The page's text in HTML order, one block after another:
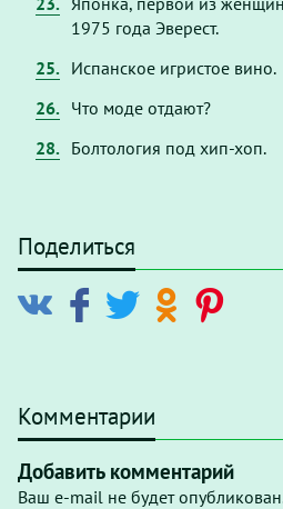
1975 года Эверест.
25. Испанское игристое вино.
26. Что моде отдают?
28. Болтология под хип-хоп.
Поделиться
Комментарии
Добавить комментарий
Ваш e-mail не будет